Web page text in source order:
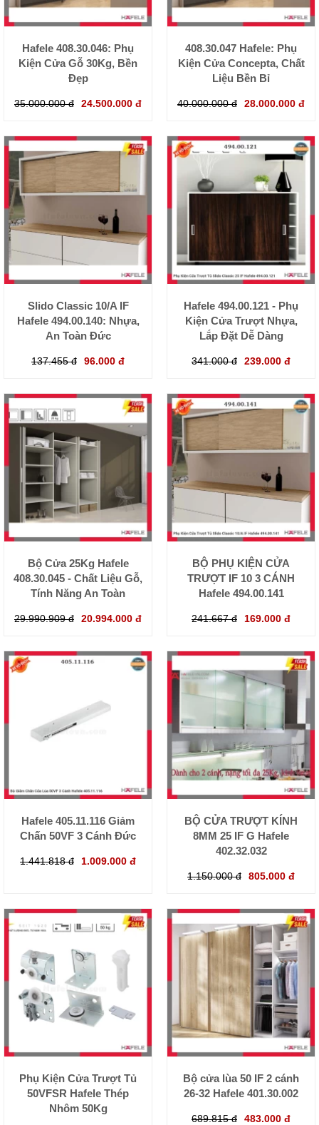
Hafele 408.30.046: Phụ
Kiện Cửa Gỗ 30Kg, Bền
Đẹp
35.000.000 đ 24.500.000 đ
408.30.047 Hafele: Phụ
Kiện Cửa Concepta, Chất
Liệu Bền Bỉ
40.000.000 đ 28.000.000 đ
Slido Classic 10/A IF
Hafele 494.00.140: Nhựa,
An Toàn Đức
137.455 đ 96.000 đ
Hafele 494.00.121 - Phụ
Kiện Cửa Trượt Nhựa,
Lắp Đặt Dễ Dàng
341.000 đ 239.000 đ
Bộ Cửa 25Kg Hafele
408.30.045 - Chất Liệu Gỗ,
Tính Năng An Toàn
29.990.909 đ 20.994.000 đ
BỘ PHỤ KIỆN CỬA
TRƯỢT IF 10 3 CÁNH
Hafele 494.00.141
241.667 đ 169.000 đ
Hafele 405.11.116 Giảm
Chấn 50VF 3 Cánh Đức
1.441.818 đ 1.009.000 đ
BỘ CỬA TRƯỢT KÍNH
8MM 25 IF G Hafele
402.32.032
1.150.000 đ 805.000 đ
Phụ Kiện Cửa Trượt Tủ
50VFSR Hafele Thép
Nhôm 50Kg
Bộ cửa lùa 50 IF 2 cánh
26-32 Hafele 401.30.002
689.815 đ 483.000 đ